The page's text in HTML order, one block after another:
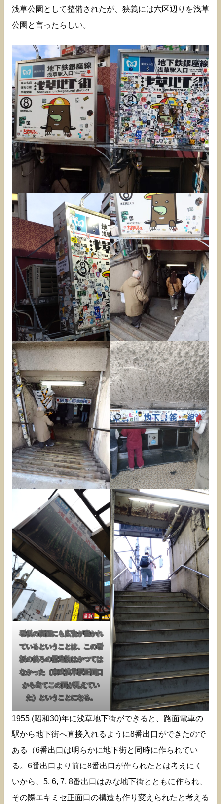
浅草公園として整備されたが、狭義には六区辺りを浅草
公園と言ったらしい。
看板の裏面にも広告が書かれ
ているということは、この看
板の後ろの構造物はかつては
なかった（東武浅草駅正面口
から出てこの面が見えてい
た）ということになる。
1955 (昭和30)年に浅草地下街ができると、路面電車の
駅から地下街へ直接入れるように8番出口ができたので
ある（6番出口は明らかに地下街と同時に作られてい
る。6番出口より前に8番出口が作られたとは考えにく
いから、5, 6, 7, 8番出口はみな地下街とともに作られ、
その際エキミセ正面口の構造も作り変えられたと考える